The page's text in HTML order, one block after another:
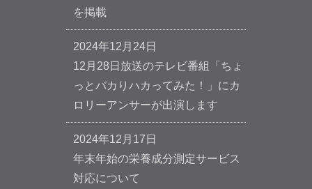
を掲載
2024年12月24日
12月28日放送のテレビ番組「ちょ
っとバカりハカってみた！」にカ
ロリーアンサーが出演します
2024年12月17日
年末年始の栄養成分測定サービス
対応について